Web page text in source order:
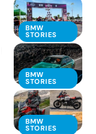
BMW
STORIES
BMW
STORIES
BMW
STORIES